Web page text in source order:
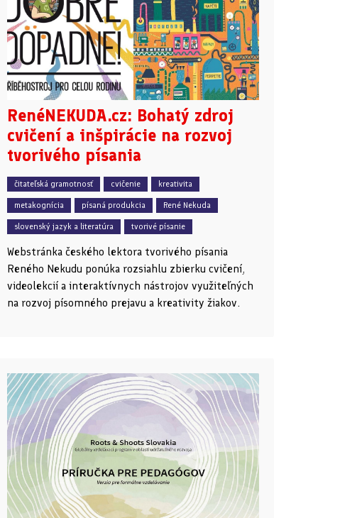
RenéNEKUDA.cz: Bohatý zdroj
cvičení a inšpirácie na rozvoj
tvorivého písania
čitateľská gramotnosť cvičenie kreativita
metakognícia písaná produkcia René Nekuda
slovenský jazyk a literatúra tvorivé písanie
Webstránka českého lektora tvorivého písania
Reného Nekudu ponúka rozsiahlu zbierku cvičení,
videolekcií a interaktívnych nástrojov využiteľných
na rozvoj písomného prejavu a kreativity žiakov.